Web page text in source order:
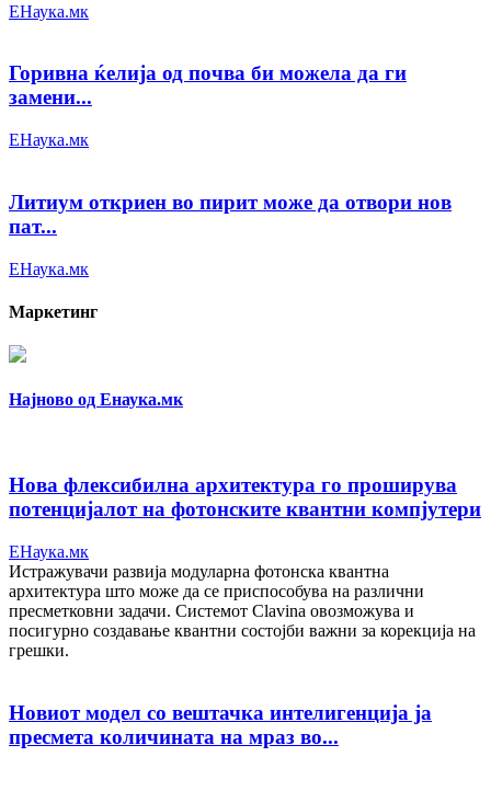
ЕНаука.мк
Горивна ќелија од почва би можела да ги
замени...
ЕНаука.мк
Литиум откриен во пирит може да отвори нов
пат...
ЕНаука.мк
Маркетинг
Најново од Енаука.мк
Нова флексибилна архитектура го проширува
потенцијалот на фотонските квантни компјутери
ЕНаука.мк
Истражувачи развија модуларна фотонска квантна
архитектура што може да се приспособува на различни
пресметковни задачи. Системот Clavina овозможува и
посигурно создавање квантни состојби важни за корекција на
грешки.
Новиот модел со вештачка интелигенција ја
пресмета количината на мраз во...